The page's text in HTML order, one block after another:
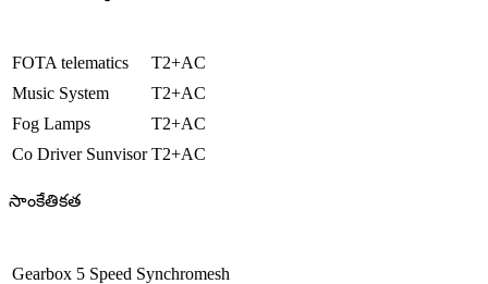
FOTA telematics
T2+AC
Music System
T2+AC
Fog Lamps
T2+AC
Co Driver Sunvisor T2+AC
సాంకేతికత
Gearbox 5 Speed Synchromesh